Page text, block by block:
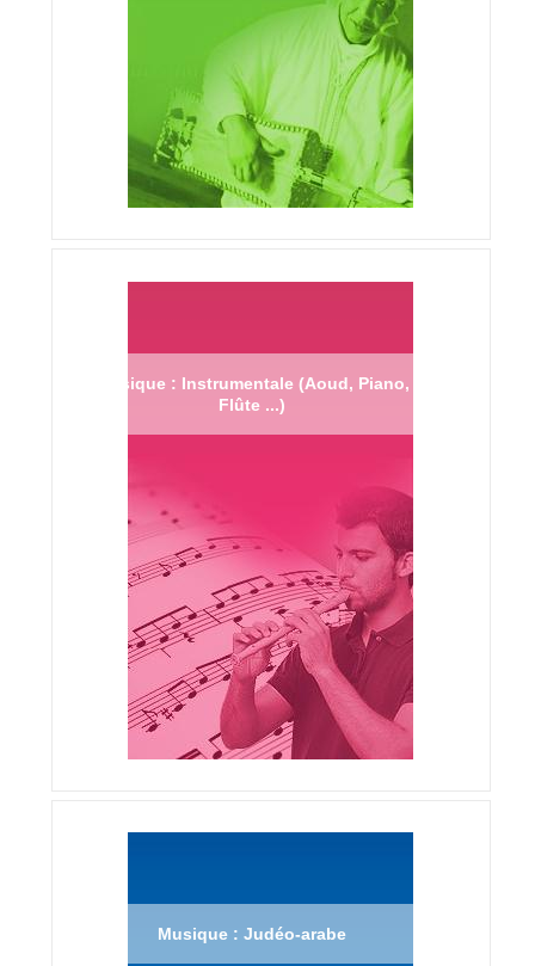
Musique : Instrumentale (Aoud, Piano,
Flûte ...)
Musique : Judéo-arabe